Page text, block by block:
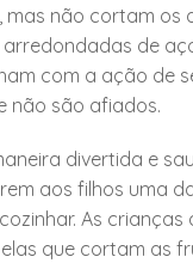
mas não cortam os
de
com a ação de
não são afiados.
divertida e
aos filhos uma
As
que cortam as